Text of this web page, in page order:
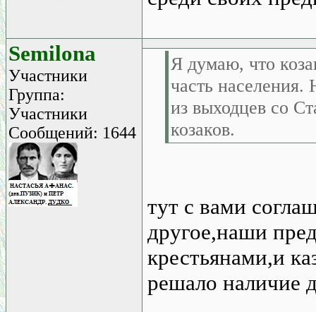
Semilona
Участники
Группа:
Участники
Сообщений: 1644
Я думаю, что
часть
из выходцев со
козаков.
тут с вами
другое,наши
крестьянами,и
решало наличие